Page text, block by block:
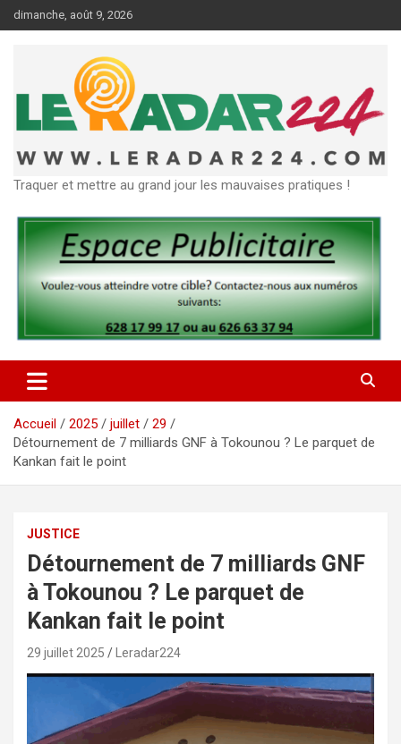
Aller
au
dimanche, août 9, 2026
Traquer et mettre au grand jour les mauvaises pratiques !
Accueil 2025 juillet
29
Détournement de 7 milliards GNF à Tokounou ? Le parquet de
Kankan fait le point
JUSTICE
Détournement de 7 milliards GNF
à Tokounou ? Le parquet de
Kankan fait le point
29 juillet 2025 Leradar224